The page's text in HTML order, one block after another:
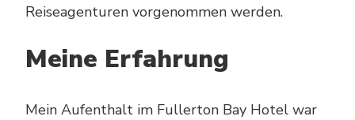
Reiseagenturen vorgenommen werden.
Meine Erfahrung
Mein Aufenthalt im Fullerton Bay Hotel war